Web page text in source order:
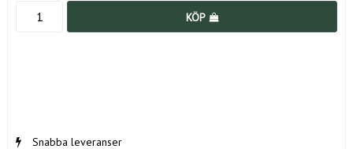
KÖP
Snabba leveranser